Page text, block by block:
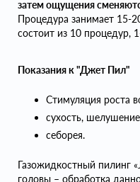
затем ощущения
Процедура занимает 15-
состоит из 10 процедур,
Показания к "Джет Пил"
Стимуляция роста
сухость,
себорея.
Газожидкостный пилинг
головы – обработка